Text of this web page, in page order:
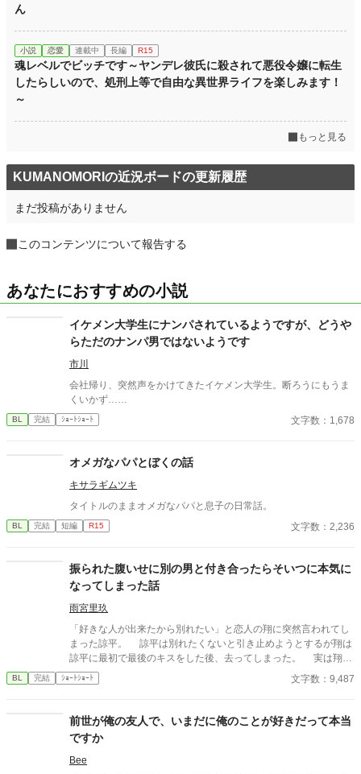
ん
小説 恋愛 連載中 長編 R15
魂レベルでビッチです～ヤンデレ彼氏に殺されて悪役令嬢に転生
したらしいので、処刑上等で自由な異世界ライフを楽しみます！
～
もっと見る
KUMANOMORIの近況ボードの更新履歴
まだ投稿がありません
このコンテンツについて報告する
あなたにおすすめの小説
イケメン大学生にナンパされているようですが、どうや
らただのナンパ男ではないようです
市川
会社帰り、突然声をかけてきたイケメン大学生。断ろうにもうま
くいかず……
BL 完結 ｼｮｰﾄｼｮｰﾄ 文字数：1,678
オメガなパパとぼくの話
キサラギムツキ
タイトルのままオメガなパパと息子の日常話。
BL 完結 短編 R15 文字数：2,236
振られた腹いせに別の男と付き合ったらそいつに本気に
なってしまった話
雨宮里玖
「好きな人が出来たから別れたい」と恋人の翔に突然言われてし
まった諒平。 諒平は別れたくないと引き止めようとするが翔は
諒平に最初で最後のキスをした後、去ってしまった。 実は翔に
は諒平に隠している事実があり——。 諒平（20）攻め。大学生。
翔（20） 受け。大学生。 慶介（21）翔と同じサークルの友
BL 完結 ｼｮｰﾄｼｮｰﾄ 文字数：9,487
前世が俺の友人で、いまだに俺のことが好きだって本当
ですか
Bee